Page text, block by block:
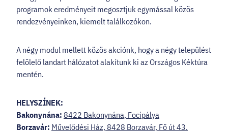
programok eredményeit megosztjuk egymással közös
rendezvényeinken, kiemelt találkozókon.
A négy modul mellett közös akciónk, hogy a négy települést
felölelő landart hálózatot alakítunk ki az Országos Kéktúra
mentén.
HELYSZÍNEK:
Bakonynána: 8422 Bakonynána, Focipálya
Borzavár: Művelődési Ház, 8428 Borzavár, Fő út 43.